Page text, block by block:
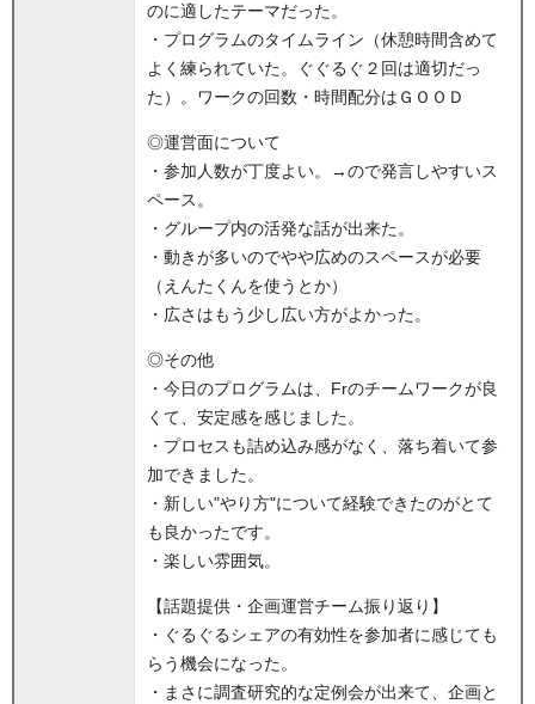
のに適したテーマだった。
・プログラムのタイムライン（休憩時間含めて
よく練られていた。ぐぐるぐ２回は適切だっ
た）。ワークの回数・時間配分はＧＯＯＤ
◎運営面について
・参加人数が丁度よい。→ので発言しやすいス
ペース。
・グループ内の活発な話が出来た。
・動きが多いのでやや広めのスペースが必要
（えんたくんを使うとか）
・広さはもう少し広い方がよかった。
◎その他
・今日のプログラムは、Frのチームワークが良
くて、安定感を感じました。
・プロセスも詰め込み感がなく、落ち着いて参
加できました。
・新しい"やり方"について経験できたのがとて
も良かったです。
・楽しい雰囲気。
【話題提供・企画運営チーム振り返り】
・ぐるぐるシェアの有効性を参加者に感じても
らう機会になった。
・まさに調査研究的な定例会が出来て、企画と